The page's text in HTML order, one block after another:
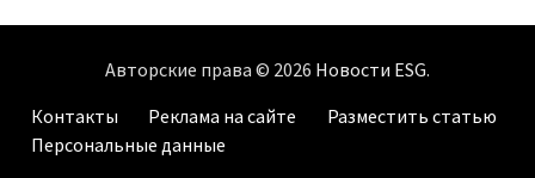
Авторские права © 2026 Новости ESG.
Контакты
Реклама на сайте
Разместить статью
Персональные данные